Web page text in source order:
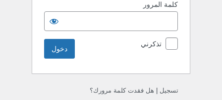
كلمة المرور
تذكرني
تسجيل هل فقدت كلمة مرورك؟